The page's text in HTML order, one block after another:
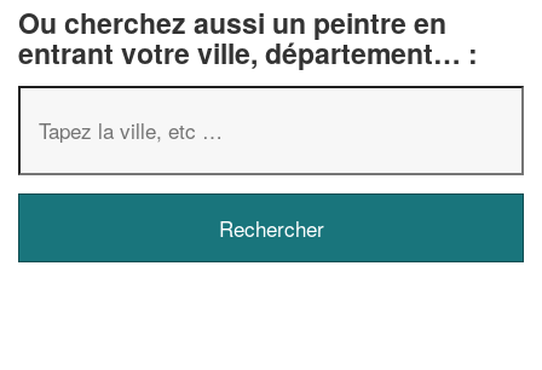
Ou cherchez aussi un peintre en
entrant votre ville, département… :